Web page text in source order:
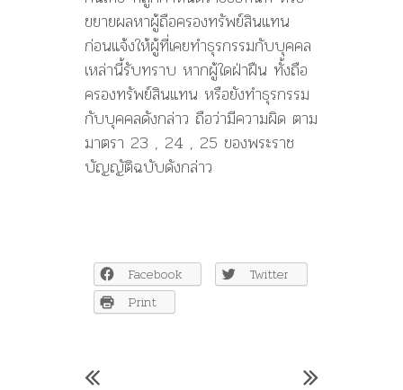
ขยายผลหาผู้ถือครองทรัพย์สินแทน
ก่อนแจ้งให้ผู้ที่เคยทำธุรกรรมกับบุคคล
เหล่านี้รับทราบ หากผู้ใดฝ่าฝืน ทั้งถือ
ครองทรัพย์สินแทน หรือยังทำธุรกรรม
กับบุคคลดังกล่าว ถือว่ามีความผิด ตาม
มาตรา 23 , 24 , 25 ของพระราช
บัญญัติฉบับดังกล่าว
Facebook
Twitter
Print